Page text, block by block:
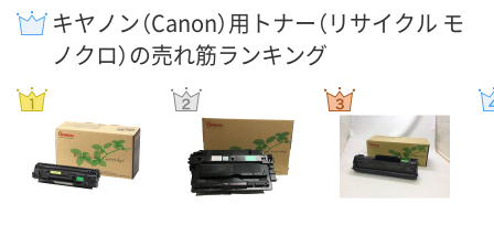
キヤノン（Canon）用トナー（リサイクル モ
ノクロ）の売れ筋ランキング